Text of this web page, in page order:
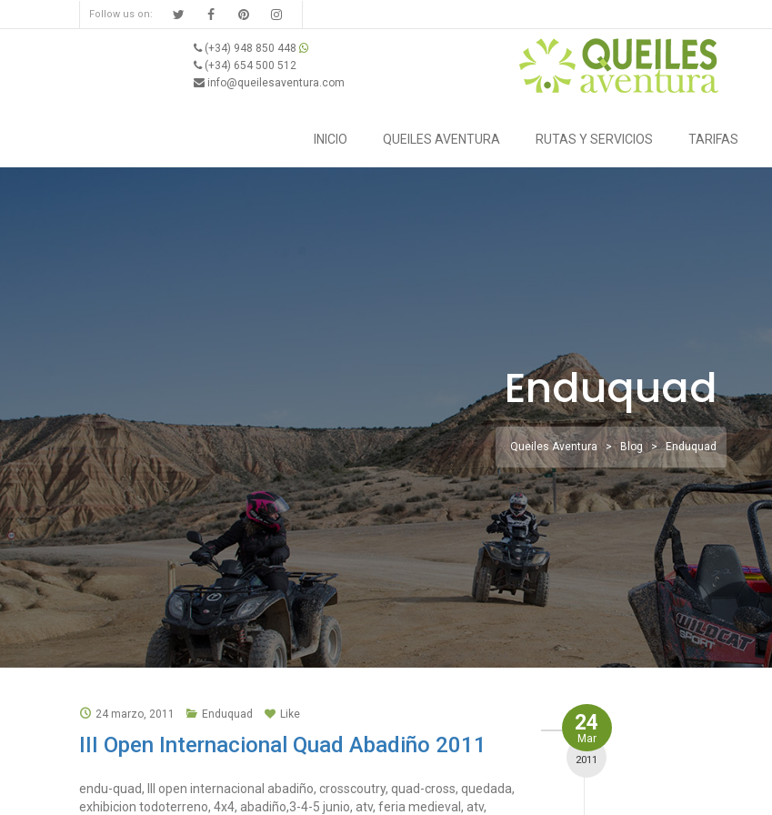
Follow us on:
(+34) 948 850 448
(+34) 654 500 512
info@queilesaventura.com
INICIO QUEILES AVENTURA RUTAS Y SERVICIOS TARIFAS
Enduquad
Queiles Aventura > Blog > Enduquad
24
Mar
2011
24 marzo, 2011 Enduquad Like
III Open Internacional Quad Abadiño 2011
endu-quad, III open internacional abadiño, crosscoutry, quad-cross, quedada,
exhibicion todoterreno, 4x4, abadiño,3-4-5 junio, atv, feria medieval, atv,